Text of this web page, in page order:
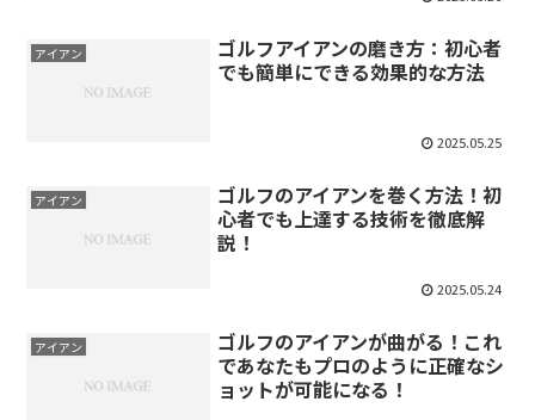
アイアン
ゴルフアイアンの磨き方：初心者
でも簡単にできる効果的な方法
2025.05.25
アイアン
ゴルフのアイアンを巻く方法！初
心者でも上達する技術を徹底解
説！
2025.05.24
アイアン
ゴルフのアイアンが曲がる！これ
であなたもプロのように正確なシ
ョットが可能になる！